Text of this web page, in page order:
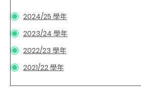
2024/25 學年
2023/24 學年
2022/23 學年
2021/22 學年